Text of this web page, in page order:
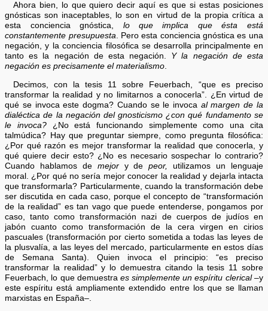
Ahora bien, lo que quiero decir aquí es que si estas posiciones
gnósticas son inaceptables, lo son en virtud de la propia crítica a
esta conciencia gnóstica, lo que implica que ésta está
constantemente presupuesta. Pero esta conciencia gnóstica es una
negación, y la conciencia filosófica se desarrolla principalmente en
tanto es la negación de esta negación. Y la negación de esta
negación es precisamente el materialismo.
Decimos, con la tesis 11 sobre Feuerbach, “que es preciso
transformar la realidad y no limitarnos a conocerla”. ¿En virtud de
qué se invoca este dogma? Cuando se le invoca al margen de la
dialéctica de la negación del gnosticismo ¿con qué fundamento se
le invoca?¿No está funcionando simplemente como una cita
talmúdica? Hay que preguntar siempre, como pregunta filosófica:
¿Por qué razón es mejor transformar la realidad que conocerla, y
qué quiere decir esto? ¿No es necesario sospechar lo contrario?
Cuando hablamos de mejory depeor,
utilizamos un lenguaje
moral. ¿Por qué no sería mejor conocer la realidad y dejarla intacta
que transformarla? Particularmente, cuando la transformación debe
ser discutida en cada caso, porque el concepto de “transformación
de la realidad” es tan vago que puede entenderse, pongamos por
caso, tanto como transformación nazi de cuerpos de judíos en
jabón cuanto como transformación de la cera virgen en cirios
pascuales (transformación por cierto sometida a todas las leyes de
la plusvalía, a las leyes del mercado, particularmente en estos días
de Semana Santa). Quien invoca el principio: “es preciso
transformar la realidad” y lo demuestra citando la tesis 11 sobre
Feuerbach, lo que demuestra es simplemente un espíritu clerical–y
este espíritu está ampliamente extendido entre los que se llaman
marxistas en España–.